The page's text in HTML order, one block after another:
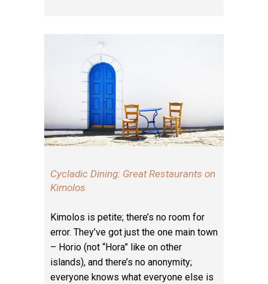
Cycladic Dining: Great Restaurants on
Kimolos
Kimolos is petite; there’s no room for
error. They’ve got just the one main town
– Horio (not “Hora” like on other
islands), and there’s no anonymity;
everyone knows what everyone else is